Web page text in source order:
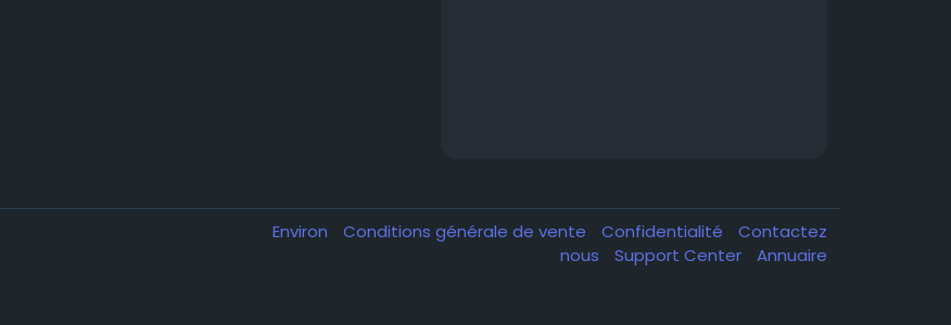
Environ Conditions générale de vente Confidentialité
Contactez
nous
Support Center Annuaire